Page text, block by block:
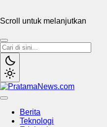
Scroll untuk melanjutkan
Berita
Teknologi